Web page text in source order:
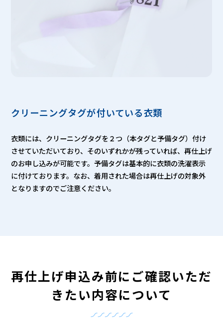
クリーニングタグが付いている衣類
衣類には、クリーニングタグを２つ（本タグと予備タグ）付け
させていただいており、そのいずれかが残っていれば、再仕上げ
のお申し込みが可能です。予備タグは基本的に衣類の洗濯表示
に付けております。なお、着用された場合は再仕上げの対象外
となりますのでご注意ください。
再仕上げ申込み前にご確認いただ
きたい内容について